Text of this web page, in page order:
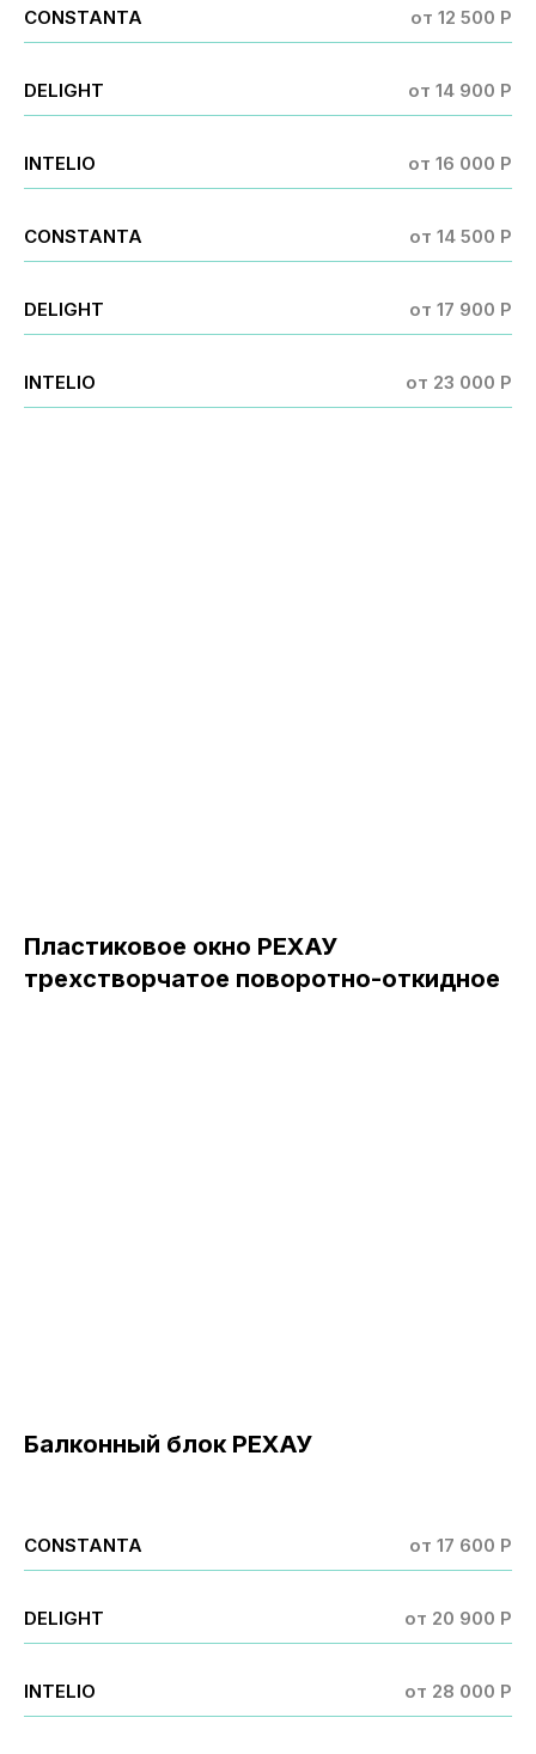
CONSTANTA от 12 500 P
DELIGHT от 14 900 Р
INTELIO от 16 000 P
CONSTANTA от 14 500 P
DELIGHT от 17 900 P
INTELIO от 23 000 P
Пластиковое окно РЕХАУ
трехстворчатое поворотно-откидное
Балконный блок РЕХАУ
CONSTANTA от 17 600 P
DELIGHT от 20 900 Р
INTELIO от 28 000 P